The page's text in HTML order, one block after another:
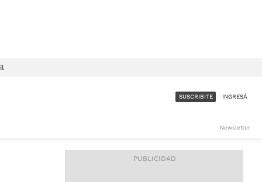
ACCESO FULL - $1.800/MES
SUSCRIBITE INGRESÁ
Newsletter